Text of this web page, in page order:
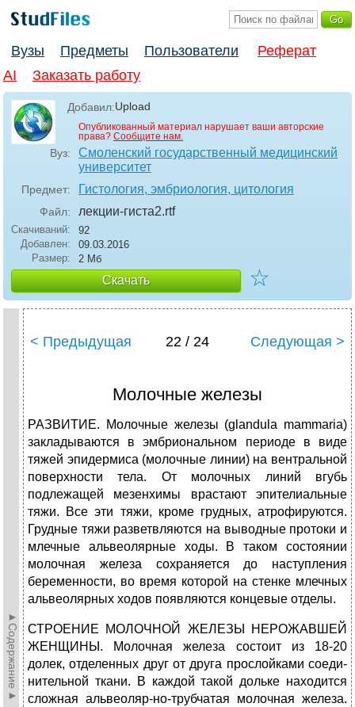
Вузы Предметы Пользователи
Реферат
AI
Заказать работу
Добавил:Upload
Опубликованный материал нарушает ваши авторские
права? Сообщите нам.
Вуз:
Смоленский государственный медицинский
университет
Предмет: Гистология, эмбриология, цитология
Файл: лекции-гиста2.rtf
Скачиваний:
92
Добавлен:
09.03.2016
Размер:
2 Мб
Скачать ☆
►Содержание►
< Предыдущая 22 / 24 Следующая >
Молочные железы
РАЗВИТИЕ. Молочные железы (glandula mammaria)
закладываются в эмбриональном периоде в виде
тяжей эпидермиса (молочные линии) на вентральной
поверхности тела. От молочных линий вгубь
подлежащей ме­зенхимы врастают эпителиальные
тяжи. Все эти тяжи, кроме грудных, атрофируются.
Грудные тяжи разветвляются на выводные протоки и
млеч­ные альвеолярные ходы. В таком состоянии
молочная железа сохраняется до наступления
беременности, во время которой на стенке млечных
аль­веолярных ходов появляются концевые отделы.
СТРОЕНИЕ МОЛОЧНОЙ ЖЕЛЕЗЫ НЕРОЖАВШЕЙ
ЖЕНЩИНЫ. Молочная железа состоит из 18-20
долек, отделенных друг от друга прослойками соеди­
нительной ткани. В каждой такой дольке находится
сложная альвеоляр-но-трубчатая молочная железа.